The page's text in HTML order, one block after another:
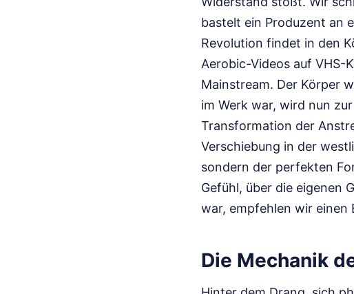
bastelt ein Produzent an
Revolution findet in den
Aerobic-Videos auf VHS-
Mainstream. Der Körper
im Werk war, wird nun
Transformation der
Verschiebung in der
sondern der perfekten
Gefühl, über die eigenen
war, empfehlen wir einen
Die Mechanik